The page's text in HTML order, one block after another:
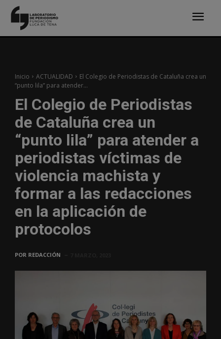
Inicio ACTUALIDAD
El Colegio de Periodistas de Cataluña crea un
“punto lila” para atender...
El Colegio de Periodistas
de Cataluña crea un
“punto lila” para atender a
periodistas víctimas de
violencia machista y
formar a las redacciones
en la aplicación de
protocolos
POR REDACCIÓN